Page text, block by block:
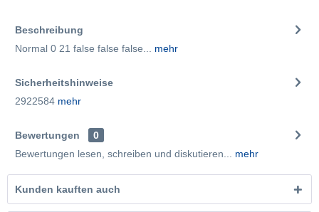
Beschreibung
Normal 0 21 false false false...
mehr
Sicherheitshinweise
2922584 mehr
Bewertungen
0
Bewertungen lesen, schreiben und diskutieren...
mehr
Kunden kauften auch